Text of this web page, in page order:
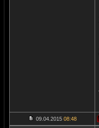
09.04.2015 08:48